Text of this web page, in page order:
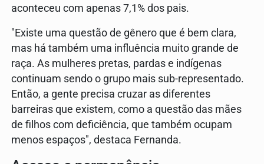
aconteceu com apenas 7,1% dos pais.
"Existe uma questão de gênero que é bem clara,
mas há também uma influência muito grande de
raça. As mulheres pretas, pardas e indígenas
continuam sendo o grupo mais sub-representado.
Então, a gente precisa cruzar as diferentes
barreiras que existem, como a questão das mães
de filhos com deficiência, que também ocupam
menos espaços", destaca Fernanda.